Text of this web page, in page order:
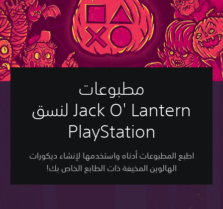
مطبوعات
Jack O' Lantern لنسق
PlayStation
اطبع المطبوعات أدناه واستخدمها لإنشاء ديكورات
الهالوين المخيفة ذات الطابع الخاص بك!